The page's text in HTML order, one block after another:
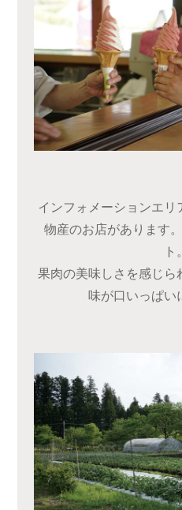
インフォメーションエ
物産のお店があります
ト。
果肉の美味しさを感じら
味が口いっぱい